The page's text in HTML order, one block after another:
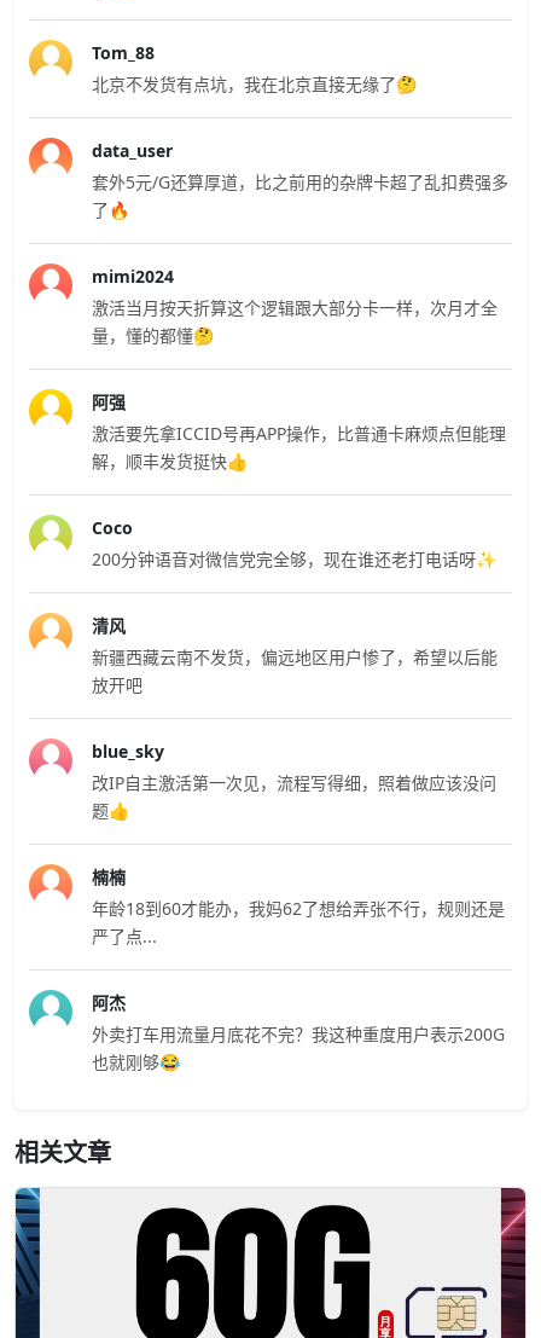
Tom_88
北京不发货有点坑，我在北京直接无缘了🤔
data_user
套外5元/G还算厚道，比之前用的杂牌卡超了乱扣费强多
了🔥
mimi2024
激活当月按天折算这个逻辑跟大部分卡一样，次月才全
量，懂的都懂🤔
阿强
激活要先拿ICCID号再APP操作，比普通卡麻烦点但能理
解，顺丰发货挺快👍
Coco
200分钟语音对微信党完全够，现在谁还老打电话呀✨
清风
新疆西藏云南不发货，偏远地区用户惨了，希望以后能
放开吧
blue_sky
改IP自主激活第一次见，流程写得细，照着做应该没问
题👍
楠楠
年龄18到60才能办，我妈62了想给弄张不行，规则还是
严了点...
阿杰
外卖打车用流量月底花不完？我这种重度用户表示200G
也就刚够😂
相关文章